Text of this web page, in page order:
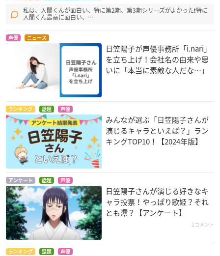
ガイコツ書店員 本田
ペストマスク
ゴブリンスレイヤー
一人之下 全性篇
夏禾
ハイスクールD×D H
ERO
リアス・グレモリー
ソードアート・オン
ライン オルタナティ
ブ ガンゲイル・オン
ライン
ピトフーイ
私は、入間くんが面白い、特に第2期、第3期シリーズがよかった❗特に
入間くん最高に面白い、…
声優 ニュース
日笠陽子が声優事務所「i.nari」
を立ち上げ！会社名の由来や思
いに「本当に素敵な人だな…」
ランキング 話題 声優
みんなが選ぶ「日笠陽子さんが
演じるキャラといえば？」ラン
キングTOP10！【2024年版】
アンケート 話題 声優
日笠陽子さんが演じる好きなキ
ャラ投票！やっぱり歌姫？それ
とも澪？【アンケート】
2コメント
ランキング 話題 声優